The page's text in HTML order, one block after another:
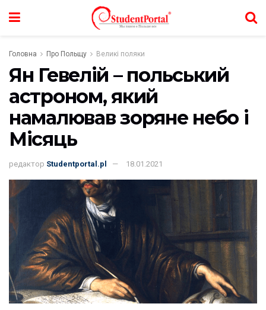
Головна Про Польщу Великі поляки
Ян Гевелій – польський
астроном, який
намалював зоряне небо і
Місяць
редактор Studentportal.pl 18.01.2021